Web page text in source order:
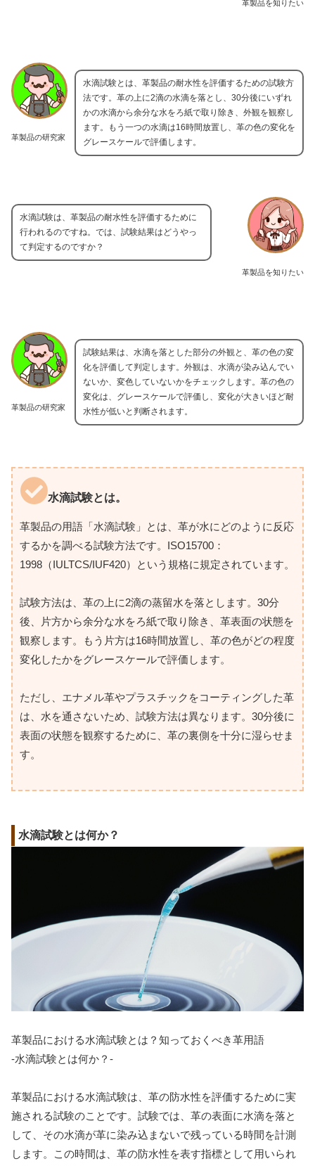
革製品を知りたい
革製品の研究家
水滴試験とは、革製品の耐水性を評価するための試験方
法です。革の上に2滴の水滴を落とし、30分後にいずれ
かの水滴から余分な水をろ紙で取り除き、外観を観察し
ます。もう一つの水滴は16時間放置し、革の色の変化を
グレースケールで評価します。
革製品を知りたい
水滴試験は、革製品の耐水性を評価するために
行われるのですね。では、試験結果はどうやっ
て判定するのですか？
革製品の研究家
試験結果は、水滴を落とした部分の外観と、革の色の変
化を評価して判定します。外観は、水滴が染み込んでい
ないか、変色していないかをチェックします。革の色の
変化は、グレースケールで評価し、変化が大きいほど耐
水性が低いと判断されます。
水滴試験とは。
革製品の用語「水滴試験」とは、革が水にどのように反応
するかを調べる試験方法です。ISO15700：
1998（IULTCS/IUF420）という規格に規定されています。
試験方法は、革の上に2滴の蒸留水を落とします。30分
後、片方から余分な水をろ紙で取り除き、革表面の状態を
観察します。もう片方は16時間放置し、革の色がどの程度
変化したかをグレースケールで評価します。
ただし、エナメル革やプラスチックをコーティングした革
は、水を通さないため、試験方法は異なります。30分後に
表面の状態を観察するために、革の裏側を十分に湿らせま
す。
水滴試験とは何か？
革製品における水滴試験とは？知っておくべき革用語
-水滴試験とは何か？-
革製品における水滴試験は、革の防水性を評価するために実
施される試験のことです。試験では、革の表面に水滴を落と
して、その水滴が革に染み込まないで残っている時間を計測
します。この時間は、革の防水性を表す指標として用いられ